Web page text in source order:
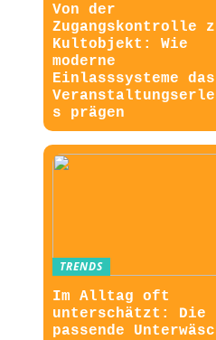
Von der
Zugangskontrolle
Kultobjekt: Wie
moderne
Einlasssysteme das
s prägen
TRENDS
Im Alltag oft
unterschätzt: Die
passende